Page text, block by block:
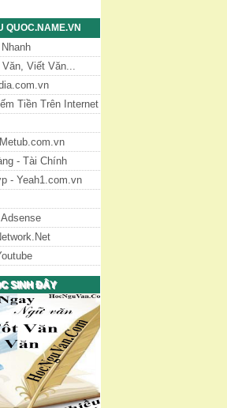
QUOC.NAME.VN
Văn, Viết Văn...
Tiền Trên Internet
- Tài Chính
- Yeah1.com.vn
SINH ĐÂY